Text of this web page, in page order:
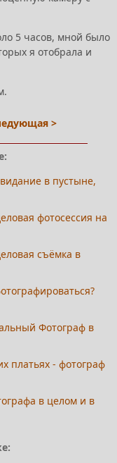
5 часов, мной было
я отобрала и
>
в пустыне,
фотосессия на
съёмка в
Фотограф в
платьях - фотограф
в целом и в